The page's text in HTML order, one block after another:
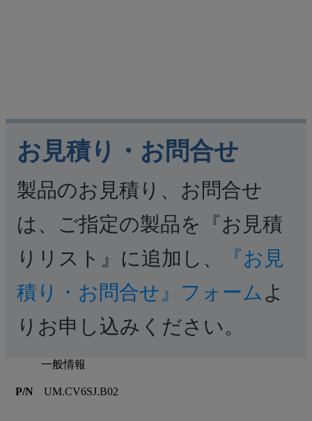
お見積り・お問合せ
製品のお見積り、お問合せ
は、ご指定の製品を『お見積
りリスト』に追加し、
『お見
積り・お問合せ』フォーム よ
りお申し込みください。
一般情報
P/N UM.CV6SJ.B02